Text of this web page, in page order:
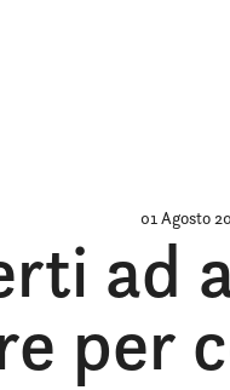
01 Agosto
ad
per